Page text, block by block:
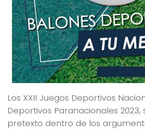
Los XXII Juegos Deportivos
Deportivos Paranacionales
pretexto dentro de los